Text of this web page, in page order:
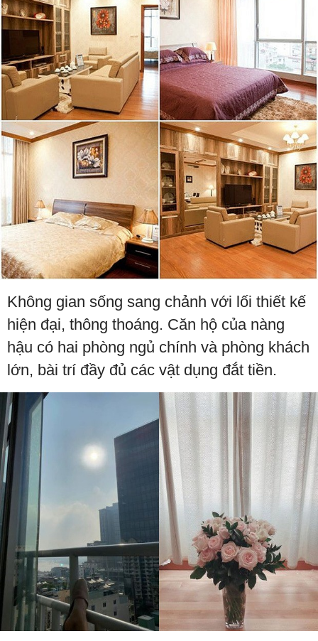
Không gian sống sang chảnh với lối thiết kế
hiện đại, thông thoáng. Căn hộ của nàng
hậu có hai phòng ngủ chính và phòng khách
lớn, bài trí đầy đủ các vật dụng đắt tiền.